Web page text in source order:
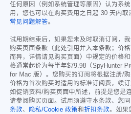
任何原因（例如系统管理等原因）认为系
用，您也可以在购买费用之日起 30 天内取
常见问题解答。
试用期结束后，如果您未及时取消订阅，
购买页面条款（此处引用并入本条款；价
而异，详情请见购买页面）中规定的价格
格通常起价为每半年$79.98 （SpyHunter
for Mac 版）。您购买的订阅将根据注册/
价格为首次购买时适用的标准订阅费，续
如促销资料/购买页面中所述，前提是您是
请参阅购买页面。试用须遵守本条款、您
条款、 隐私/Cookie 政策和折扣条款。如果